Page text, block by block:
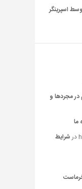
کتاب توسط اسپرینگر
در مجردها و
ما
درشرایط